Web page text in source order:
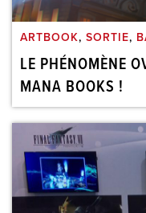
ARTBOOK, SORTIE,
LE PHÉNOMÈNE
MANA BOOKS !